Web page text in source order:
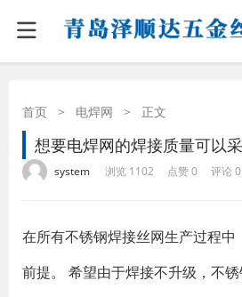
首页 > 电焊网 > 正文
想要电焊网的焊接质量可以
system 浏览 1102 点赞 0 评论 0
在所有不锈钢焊接丝网生产过程中
前提。 希望由于焊接不升级，不锈